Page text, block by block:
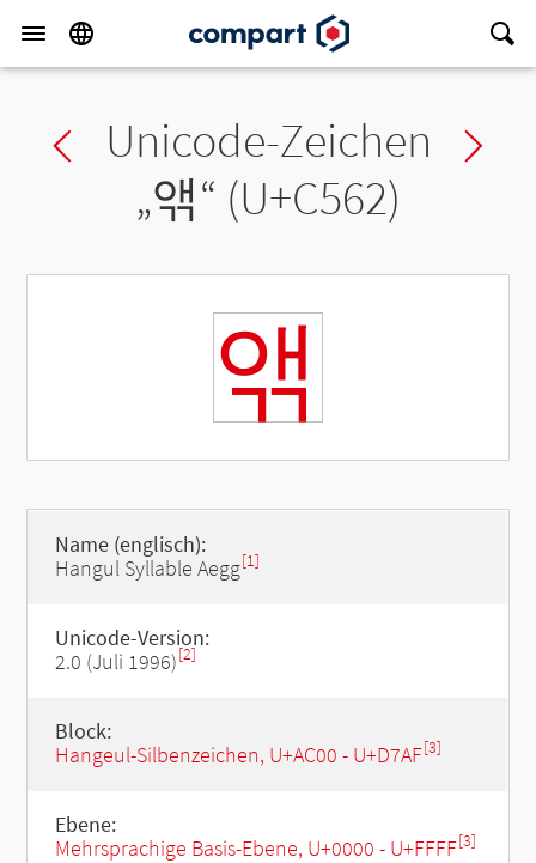
Previous char
Unicode-Zeichen
„앢“ (U+C562)
앢
Name (englisch):
Hangul Syllable Aegg[1]
Unicode-Version:
2.0 (Juli 1996)[2]
Block:
Hangeul-Silbenzeichen, U+AC00 - U+D7AF[3]
Ebene:
Mehrsprachige Basis-Ebene, U+0000 - U+FFFF[3]